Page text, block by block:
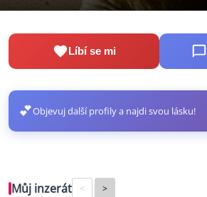
Líbí se mi
💕Objevuj další profily a najdi svou lásku!
Můj inzerát < >